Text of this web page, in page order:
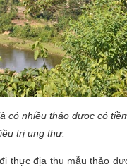
có nhiều thảo dược có
trị ung thư.
thực địa thu mẫu thảo